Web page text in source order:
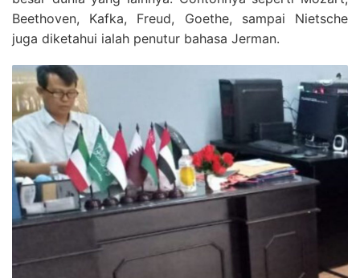
Beethoven, Kafka, Freud, Goethe, sampai Nietsche
juga diketahui ialah penutur bahasa Jerman.